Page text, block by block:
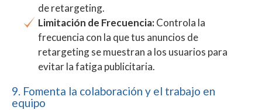
de retargeting.
Limitación de Frecuencia:Controla la
frecuencia con la que tus anuncios de
retargeting se muestran a los usuarios para
evitar la fatiga publicitaria.
9. Fomenta la colaboración y el trabajo en
equipo